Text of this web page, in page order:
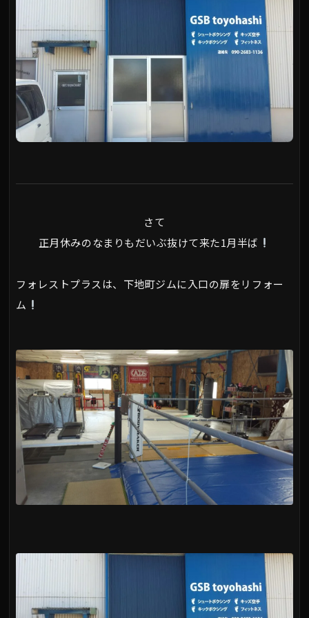
さて
正月休みのなまりもだいぶ抜けて来た1月半ば
フォレストプラスは、下地町ジムに入口の扉をリフォー
ム